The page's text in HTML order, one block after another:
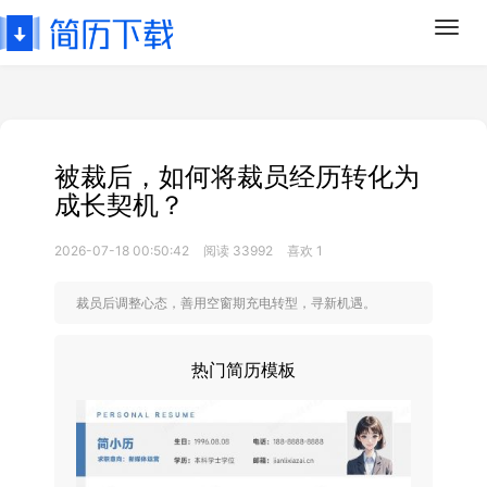
被裁后，如何将裁员经历转化为
成长契机？
2026-07-18 00:50:42 阅读 33992 喜欢 1
裁员后调整心态，善用空窗期充电转型，寻新机遇。
热门简历模板